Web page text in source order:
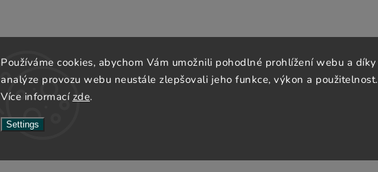
Používáme cookies, abychom Vám umožnili pohodlné prohlížení webu a díky
analýze provozu webu neustále zlepšovali jeho funkce, výkon a použitelnost.
Více informací zde.
Settings